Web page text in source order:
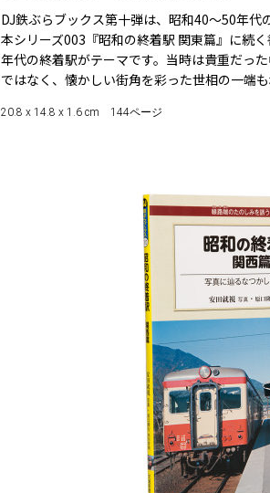
DJ鉄ぶらブックス第十弾は、昭和40～50年代
本シリーズ003『昭和の終着駅 関東篇』に続
年代の終着駅がテーマです。当時は貴重だっ
ではなく、懐かしい街角を彩った世相の一端も
20.8 x 14.8 x 1.6 cm 144ページ